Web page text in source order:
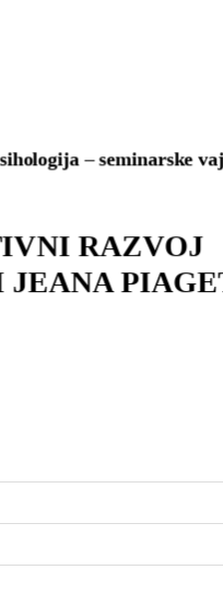
– seminarske
RAZVOJ
JEANA